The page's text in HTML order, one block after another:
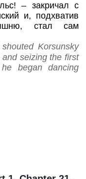
– закричал с
и, подхватив
стал сам
Korsunsky
seizing the first
began dancing